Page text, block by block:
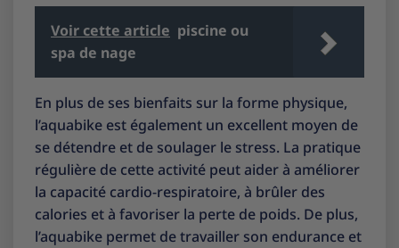
Voir cette article piscine ou
spa de nage
En plus de ses bienfaits sur la forme physique,
l’aquabike est également un excellent moyen de
se détendre et de soulager le stress. La pratique
régulière de cette activité peut aider à améliorer
la capacité cardio-respiratoire, à brûler des
calories et à favoriser la perte de poids. De plus,
l’aquabike permet de travailler son endurance et